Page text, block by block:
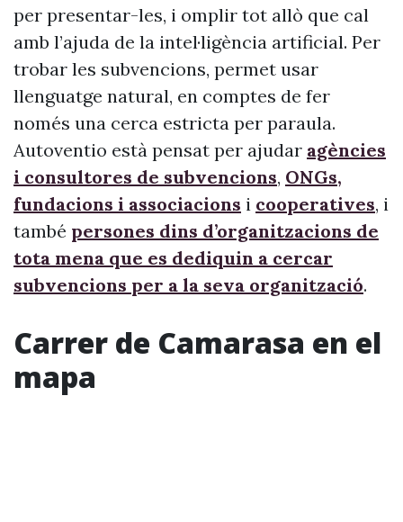
per presentar-les, i omplir tot allò que cal
amb l’ajuda de la intel·ligència artificial. Per
trobar les subvencions, permet usar
llenguatge natural, en comptes de fer
només una cerca estricta per paraula.
Autoventio està pensat per ajudar agències
i consultores de subvencions, ONGs,
fundacions i associacions i cooperatives, i
també persones dins d’organitzacions de
tota mena que es dediquin a cercar
subvencions per a la seva organització.
Carrer de Camarasa en el
mapa